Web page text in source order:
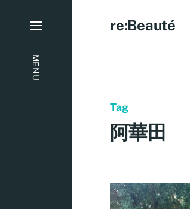
MENU
re:Beauté
Tag
阿華田